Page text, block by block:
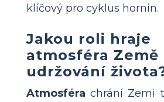
klíčový pro cyklus hornin.
Jakou roli hraje
atmosféra Země
udržování
Atmosféra chrání Zemi